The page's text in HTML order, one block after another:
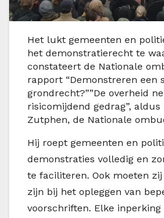
Het lukt gemeenten en
het demonstratierecht te
constateert de Nationale
rapport “Demonstreren een
grondrecht?””De overheid
risicomijdend gedrag”, aldus
Zutphen, de Nationale
Hij roept gemeenten en
demonstraties volledig en
te faciliteren. Ook moeten
zijn bij het opleggen van
voorschriften. Elke inperking